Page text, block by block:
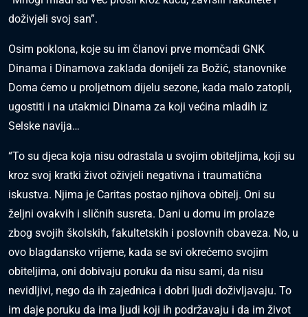
doživjeli svoj san”.
Osim poklona, koje su im članovi prve momčadi GNK
Dinama i Dinamova zaklada donijeli za Božić, stanovnike
Doma ćemo u proljetnom dijelu sezone, kada malo zatopli,
ugostiti i na utakmici Dinama za koji većina mladih iz
Selske navija…
“To su djeca koja nisu odrastala u svojim obiteljima, koji su
kroz svoj kratki život oživjeli negativna i traumatična
iskustva. Njima je Caritas postao njihova obitelj. Oni su
željni ovakvih i sličnih susreta. Dani u domu im prolaze
zbog svojih školskih, fakultetskih i poslovnih obaveza. No, u
ovo blagdansko vrijeme, kada se svi okrećemo svojim
obiteljima, oni dobivaju poruku da nisu sami, da nisu
nevidljivi, nego da ih zajednica i dobri ljudi doživljavaju. To
im daje poruku da ima ljudi koji ih podržavaju i da im život